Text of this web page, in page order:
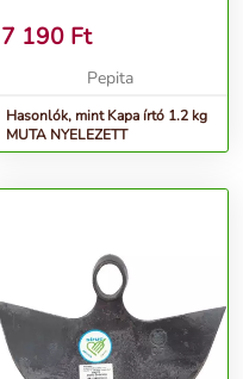
7 190 Ft
Pepita
Hasonlók, mint Kapa írtó 1.2 kg
MUTA NYELEZETT